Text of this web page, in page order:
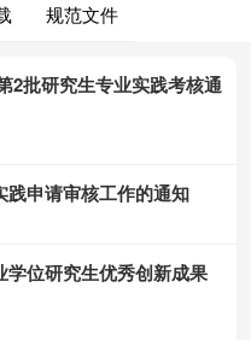
规范文件
2批研究生专业实践考核通
践申请审核工作的通知
学位研究生优秀创新成果